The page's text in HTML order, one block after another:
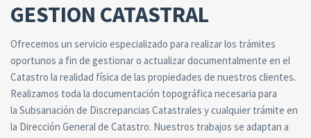
GESTION CATASTRAL
Ofrecemos un servicio especializado para realizar los trámites
oportunos a fin de gestionar o actualizar documentalmente en el
Catastro la realidad física de las propiedades de nuestros clientes.
Realizamos toda la documentación topográfica necesaria para
la Subsanación de Discrepancias Catastrales y cualquier trámite en
la Dirección General de Catastro. Nuestros trabajos se adaptan a